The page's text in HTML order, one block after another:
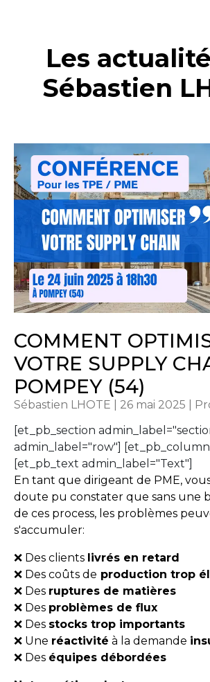
Les
Sébastien
COMMENT
VOTRE SUPPLY
POMPEY (54)
Sébastien LHOTE | 26 mai 2025 |
[et_pb_section
admin_label="row"] [et_pb_column
[et_pb_text admin_label="Text"]
En tant que dirigeant de PME,
doute pu constater que sans une
de ces process, les problèmes
s'accumuler:
❌ Des clients livrés en retard
❌ Des coûts de production trop
❌ Des ruptures de matières
❌ Des problèmes de flux
❌ Des stocks trop importants
❌ Une réactivité à la demande
❌ Des équipes débordées